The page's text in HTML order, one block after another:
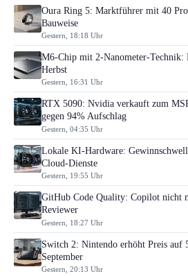
Oura Ring 5: Marktführer mit 40
Bauweise
Gestern, 18:18 Uhr
M6-Chip mit 2-Nanometer-Technik:
Herbst
Gestern, 16:31 Uhr
RTX 5090: Nvidia verkauft zum
gegen 94% Aufschlag
Gestern, 04:35 Uhr
Lokale KI-Hardware:
Cloud-Dienste
Gestern, 19:55 Uhr
GitHub Code Quality: Copilot nicht
Reviewer
Gestern, 18:27 Uhr
Switch 2: Nintendo erhöht Preis auf
September
Gestern, 20:13 Uhr